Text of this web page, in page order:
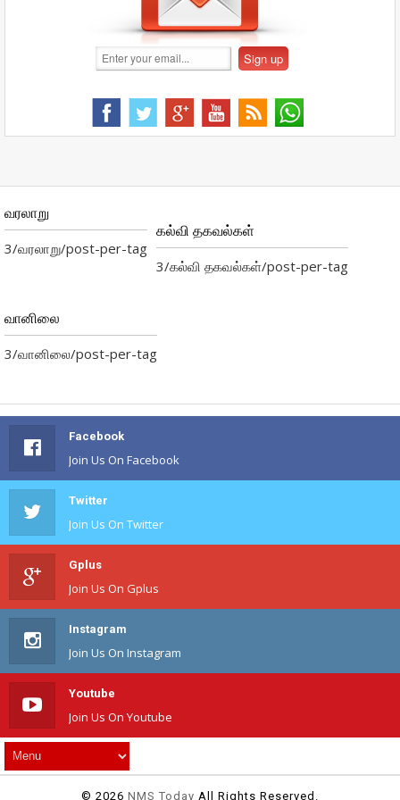
வரலாறு
3/வரலாறு/post-per-tag
கல்வி தகவல்கள்
3/கல்வி தகவல்கள்/post-per-tag
வானிலை
3/வானிலை/post-per-tag
Facebook
Join Us On Facebook
Twitter
Join Us On Twitter
Gplus
Join Us On Gplus
Instagram
Join Us On Instagram
Youtube
Join Us On Youtube
© 2026 NMS Today All Rights Reserved.